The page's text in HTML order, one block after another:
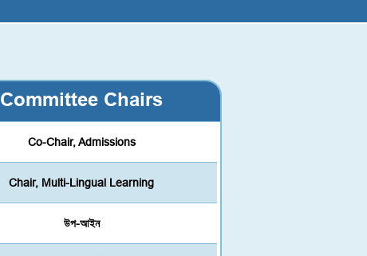
Committee Chairs
Co-Chair, Admissions
Chair, Multi-Lingual Learning
উপ-আইন